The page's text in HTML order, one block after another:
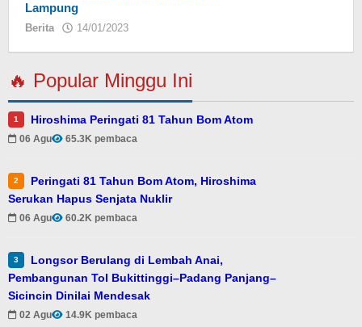
Lampung
Berita 14/01/2023
🔥 Popular Minggu Ini
1 Hiroshima Peringati 81 Tahun Bom Atom
06 Agu 65.3K pembaca
2
Peringati 81 Tahun Bom Atom, Hiroshima
Serukan Hapus Senjata Nuklir
06 Agu 60.2K pembaca
3
Longsor Berulang di Lembah Anai,
Pembangunan Tol Bukittinggi–Padang Panjang–
Sicincin Dinilai Mendesak
02 Agu 14.9K pembaca